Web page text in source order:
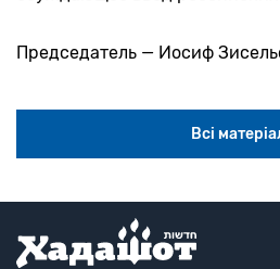
Председатель — Иосиф
Всі